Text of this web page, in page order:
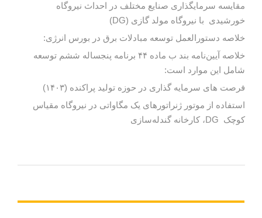
مقایسه سرمایگذاری صنایع مختلف در احداث نیروگاه
خورشیدی با نیروگاه مولد گازی (DG)
خلاصه دستورالعمل توسعه مبادلات برق در بورس انرژی:
خلاصه آیین‌نامه بند ب ماده ۴۴ برنامه پنجساله ششم توسعه
شامل این موارد است:
فرصت های سرمایه گذاری در حوزه تولید پراکنده (۱۴۰۳)
استفاده از موتور ژنراتورهای یک مگاواتی در نیروگاه مقیاس
کوچک DG، کارخانه گندله‌سازی